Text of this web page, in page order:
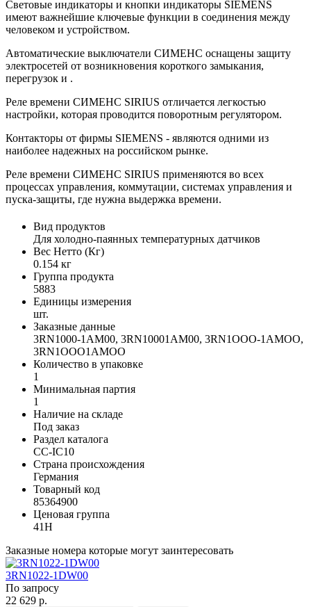
Световые индикаторы и кнопки индикаторы SIEMENS
имеют важнейшие ключевые функции в соединения между
человеком и устройством.
Автоматические выключатели СИМЕНС оснащены защиту
электросетей от возникновения короткого замыкания,
перегрузок и .
Реле времени СИМЕНС SIRIUS отличается легкостью
настройки, которая проводится поворотным регулятором.
Контакторы от фирмы SIEMENS - являются одними из
наиболее надежных на российском рынке.
Реле времени СИМЕНС SIRIUS применяются во всех
процессах управления, коммутации, системах управления и
пуска-защиты, где нужна выдержка времени.
Вид продуктов
Для холодно-паянных температурных датчиков
Вес Нетто (Кг)
0.154 кг
Группа продукта
5883
Единицы измерения
шт.
Заказные данные
3RN1000-1AM00, 3RN10001AM00, 3RN1OOO-1AMOO,
3RN1OOO1AMOO
Количество в упаковке
1
Минимальная партия
1
Наличие на складе
Под заказ
Раздел каталога
CC-IC10
Страна происхождения
Германия
Товарный код
85364900
Ценовая группа
41H
Заказные номера которые могут заинтересовать
3RN1022-1DW00
По запросу
22 629 р.